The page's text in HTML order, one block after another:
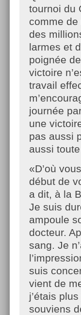
tournoi du
comme
des
larmes et
poignée
victoire
travail
journée
une
pas aussi
aussi
«D’où
début de
a dit, à la
Je suis
ampoule
docteur.
sang. Je
suis
vient de
j’étais
souviens